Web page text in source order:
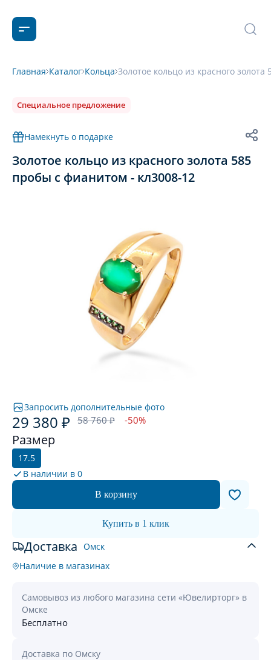
Главная Каталог Кольца Золотое кольцо из красного
Специальное предложение
Намекнуть о подарке
Золотое кольцо из красного золота 585
пробы с фианитом - кл3008-12
Запросить дополнительные фото
29 380 ₽ 58 760 ₽ -50%
Размер
17.5
В наличии в 0
В корзину
Купить в 1 клик
Доставка Омск
Наличие в магазинах
Самовывоз из любого магазина сети «Ювелирторг» в
Омске
Бесплатно
Доставка по Омску